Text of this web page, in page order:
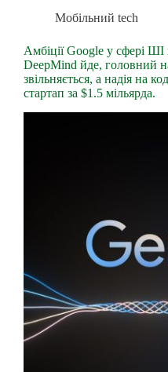
Мобільний tech
Амбіції Google у сфері ШІ
DeepMind йде, головний
звільняється, а надія на
стартап за $1.5 мільярда.